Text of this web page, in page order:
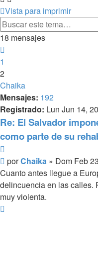
Vista para imprimir
18 mensajes
1
2
Chaika
Mensajes: 192
Registrado: Lun Jun 14,
Re: El Salvador
como parte de su
Mensaje
porChaika » Dom Feb
Cuanto antes llegue a
delincuencia en las calles.
muy violenta.